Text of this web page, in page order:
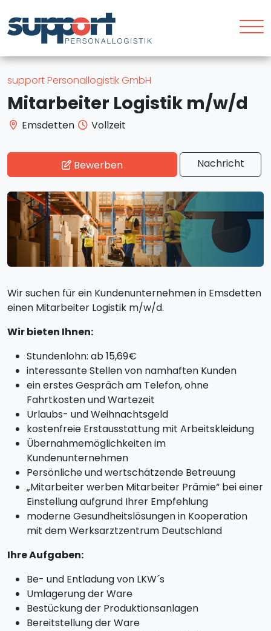
support Personallogistik GmbH
Mitarbeiter Logistik m/w/d
Emsdetten Vollzeit
Bewerben Nachricht
Wir suchen für ein Kundenunternehmen in Emsdetten
einen Mitarbeiter Logistik m/w/d.
Wir bieten Ihnen:
Stundenlohn: ab 15,69€
interessante Stellen von namhaften Kunden
ein erstes Gespräch am Telefon, ohne
Fahrtkosten und Wartezeit
Urlaubs- und Weihnachtsgeld
kostenfreie Erstausstattung mit Arbeitskleidung
Übernahmemöglichkeiten im
Kundenunternehmen
Persönliche und wertschätzende Betreuung
„Mitarbeiter werben Mitarbeiter Prämie“ bei einer
Einstellung aufgrund Ihrer Empfehlung
moderne Gesundheitslösungen in Kooperation
mit dem Werksarztzentrum Deutschland
Ihre Aufgaben:
Be- und Entladung von LKW´s
Umlagerung der Ware
Bestückung der Produktionsanlagen
Bereitstellung der Ware